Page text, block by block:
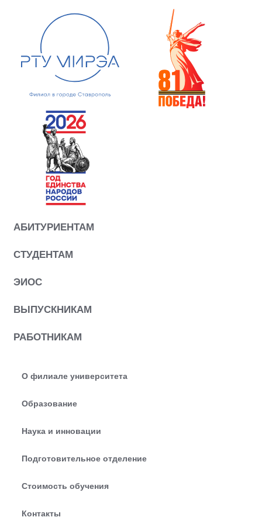
АБИТУРИЕНТАМ
СТУДЕНТАМ
ЭИОС
ВЫПУСКНИКАМ
РАБОТНИКАМ
О филиале университета
Образование
Наука и инновации
Подготовительное отделение
Стоимость обучения
Контакты